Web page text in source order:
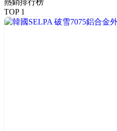
熱銷排行榜
TOP 1